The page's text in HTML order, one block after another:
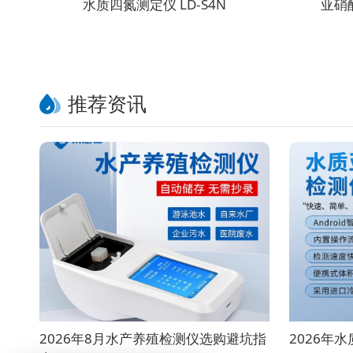
水质四氮测定仪 LD-S4N 亚硝
推荐资讯
2026年8月水产养殖检测仪选购避坑指
2026年水